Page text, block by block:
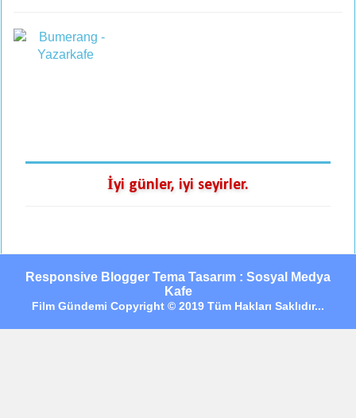
İyi günler, iyi seyirler.
Responsive Blogger Tema Tasarım : Sosyal Medya
Kafe
Film Gündemi Copyright © 2019 Tüm Hakları Saklıdır...